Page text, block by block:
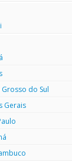
do Sul
Gerais